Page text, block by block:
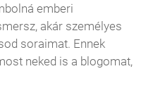
emberi
akár személyes
soraimat. Ennek
neked is a blogomat,